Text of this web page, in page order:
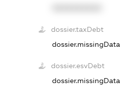
dossier.taxDebt
dossier.missingData
dossier.esvDebt
dossier.missingData